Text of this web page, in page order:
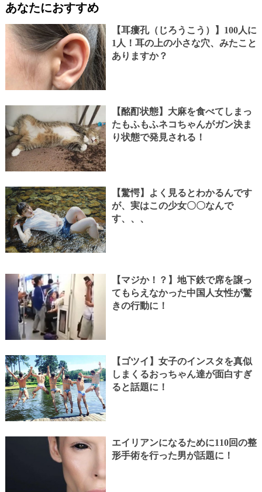
あなたにおすすめ
【耳瘻孔（じろうこう）】100人に
1人！耳の上の小さな穴、みたこと
ありますか？
【酩酊状態】大麻を食べてしまっ
たもふもふネコちゃんがガン決ま
り状態で発見される！
【驚愕】よく見るとわかるんです
が、実はこの少女〇〇なんで
す、、、
【マジか！？】地下鉄で席を譲っ
てもらえなかった中国人女性が驚
きの行動に！
【ゴツイ】女子のインスタを真似
しまくるおっちゃん達が面白すぎ
ると話題に！
エイリアンになるために110回の整
形手術を行った男が話題に！